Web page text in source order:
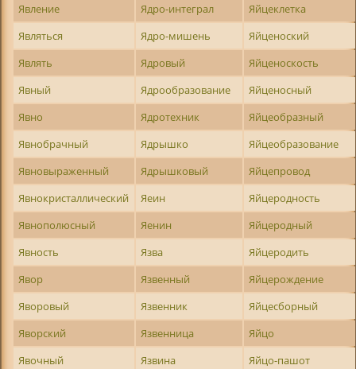
Явление
Ядро-интеграл
Яйцеклетка
Являться
Ядро-мишень
Яйценоский
Являть
Ядровый
Яйценоскость
Явный
Ядрообразование
Яйценосный
Явно
Ядротехник
Яйцеобразный
Явнобрачный
Ядрышко
Яйцеобразование
Явновыраженный
Ядрышковый
Яйцепровод
Явнокристаллический
Яеин
Яйцеродность
Явнополюсный
Яенин
Яйцеродный
Явность
Язва
Яйцеродить
Явор
Язвенный
Яйцерождение
Яворовый
Язвенник
Яйцесборный
Яворский
Язвенница
Яйцо
Явочный
Язвина
Яйцо-пашот